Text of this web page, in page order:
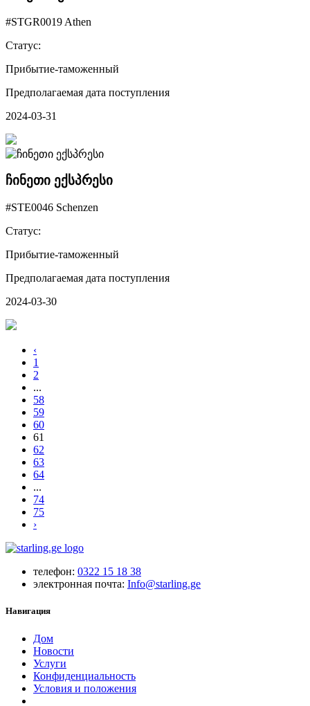
#STGR0019 Athen
Статус:
Прибытие-таможенный
Предполагаемая дата поступления
2024-03-31
ჩინეთი ექსპრესი
#STE0046 Schenzen
Статус:
Прибытие-таможенный
Предполагаемая дата поступления
2024-03-30
‹
1
2
...
58
59
60
61
62
63
64
...
74
75
›
телефон: 0322 15 18 38
электронная почта: Info@starling.ge
Навигация
Дом
Новости
Услуги
Конфиденциальность
Условия и положения